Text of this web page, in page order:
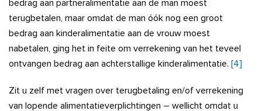
bedrag aan partneralimentatie aan de man moest
terugbetalen, maar omdat de man óók nog een groot
bedrag aan kinderalimentatie aan de vrouw moest
nabetalen, ging het in feite om verrekening van het teveel
ontvangen bedrag aan achterstallige kinderalimentatie. [4]
Zit u zelf met vragen over terugbetaling en/of verrekening
van lopende alimentatieverplichtingen – wellicht omdat u